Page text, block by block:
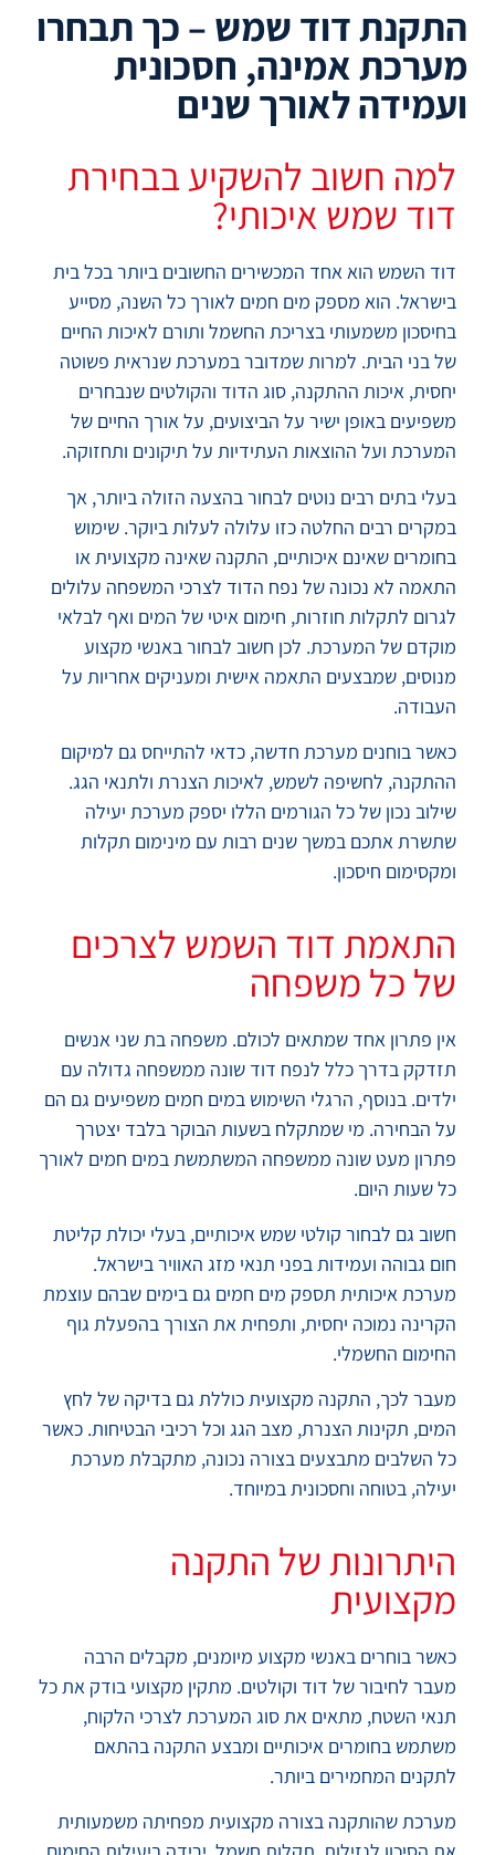
התקנת דוד שמש – כך תבחרו
מערכת אמינה, חסכונית
ועמידה לאורך שנים
למה חשוב להשקיע בבחירת
דוד שמש איכותי?
דוד השמש הוא אחד המכשירים החשובים ביותר בכל בית
בישראל. הוא מספק מים חמים לאורך כל השנה, מסייע
בחיסכון משמעותי בצריכת החשמל ותורם לאיכות החיים
של בני הבית. למרות שמדובר במערכת שנראית פשוטה
יחסית, איכות ההתקנה, סוג הדוד והקולטים שנבחרים
משפיעים באופן ישיר על הביצועים, על אורך החיים של
המערכת ועל ההוצאות העתידיות על תיקונים ותחזוקה.
בעלי בתים רבים נוטים לבחור בהצעה הזולה ביותר, אך
במקרים רבים החלטה כזו עלולה לעלות ביוקר. שימוש
בחומרים שאינם איכותיים, התקנה שאינה מקצועית או
התאמה לא נכונה של נפח הדוד לצרכי המשפחה עלולים
לגרום לתקלות חוזרות, חימום איטי של המים ואף לבלאי
מוקדם של המערכת. לכן חשוב לבחור באנשי מקצוע
מנוסים, שמבצעים התאמה אישית ומעניקים אחריות על
העבודה.
כאשר בוחנים מערכת חדשה, כדאי להתייחס גם למיקום
ההתקנה, לחשיפה לשמש, לאיכות הצנרת ולתנאי הגג.
שילוב נכון של כל הגורמים הללו יספק מערכת יעילה
שתשרת אתכם במשך שנים רבות עם מינימום תקלות
ומקסימום חיסכון.
התאמת דוד השמש לצרכים
של כל משפחה
אין פתרון אחד שמתאים לכולם. משפחה בת שני אנשים
תזדקק בדרך כלל לנפח דוד שונה ממשפחה גדולה עם
ילדים. בנוסף, הרגלי השימוש במים חמים משפיעים גם הם
על הבחירה. מי שמתקלח בשעות הבוקר בלבד יצטרך
פתרון מעט שונה ממשפחה המשתמשת במים חמים לאורך
כל שעות היום.
חשוב גם לבחור קולטי שמש איכותיים, בעלי יכולת קליטת
חום גבוהה ועמידות בפני תנאי מזג האוויר בישראל.
מערכת איכותית תספק מים חמים גם בימים שבהם עוצמת
הקרינה נמוכה יחסית, ותפחית את הצורך בהפעלת גוף
החימום החשמלי.
מעבר לכך, התקנה מקצועית כוללת גם בדיקה של לחץ
המים, תקינות הצנרת, מצב הגג וכל רכיבי הבטיחות. כאשר
כל השלבים מתבצעים בצורה נכונה, מתקבלת מערכת
יעילה, בטוחה וחסכונית במיוחד.
היתרונות של התקנה
מקצועית
כאשר בוחרים באנשי מקצוע מיומנים, מקבלים הרבה
מעבר לחיבור של דוד וקולטים. מתקין מקצועי בודק את כל
תנאי השטח, מתאים את סוג המערכת לצרכי הלקוח,
משתמש בחומרים איכותיים ומבצע התקנה בהתאם
לתקנים המחמירים ביותר.
מערכת שהותקנה בצורה מקצועית מפחיתה משמעותית